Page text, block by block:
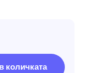
количката